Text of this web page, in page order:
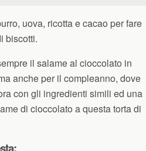
uova, ricotta e cacao per fare
biscotti.
il salame al cioccolato in
anche per il compleanno, dove
con gli ingredienti simili ed una
di cioccolato a questa torta di